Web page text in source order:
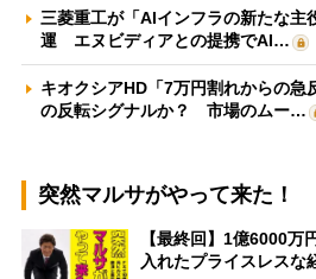
三菱重工が「AIインフラの新たな主
運 エヌビディアとの提携でAI…
キオクシアHD「7万円割れからの急
の反転シグナルか？ 市場のムー…
突然マルサがやって来た！
【最終回】1億6000万
入れたプライスレス